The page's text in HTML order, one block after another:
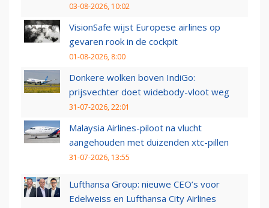
03-08-2026, 10:02
VisionSafe wijst Europese airlines op
gevaren rook in de cockpit
01-08-2026, 8:00
Donkere wolken boven IndiGo:
prijsvechter doet widebody-vloot weg
31-07-2026, 22:01
Malaysia Airlines-piloot na vlucht
aangehouden met duizenden xtc-pillen
31-07-2026, 13:55
Lufthansa Group: nieuwe CEO’s voor
Edelweiss en Lufthansa City Airlines